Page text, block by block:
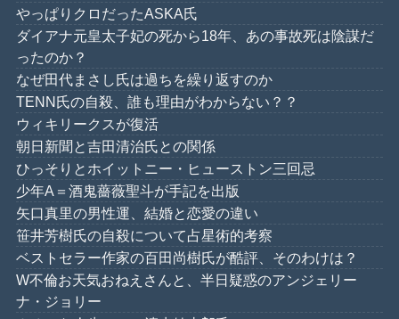
やっぱりクロだったASKA氏
ダイアナ元皇太子妃の死から18年、あの事故死は陰謀だ
ったのか？
なぜ田代まさし氏は過ちを繰り返すのか
TENN氏の自殺、誰も理由がわからない？？
ウィキリークスが復活
朝日新聞と吉田清治氏との関係
ひっそりとホイットニー・ヒューストン三回忌
少年A＝酒鬼薔薇聖斗が手記を出版
矢口真里の男性運、結婚と恋愛の違い
笹井芳樹氏の自殺について占星術的考察
ベストセラー作家の百田尚樹氏が酷評、そのわけは？
W不倫お天気おねえさんと、半日疑惑のアンジェリー
ナ・ジョリー